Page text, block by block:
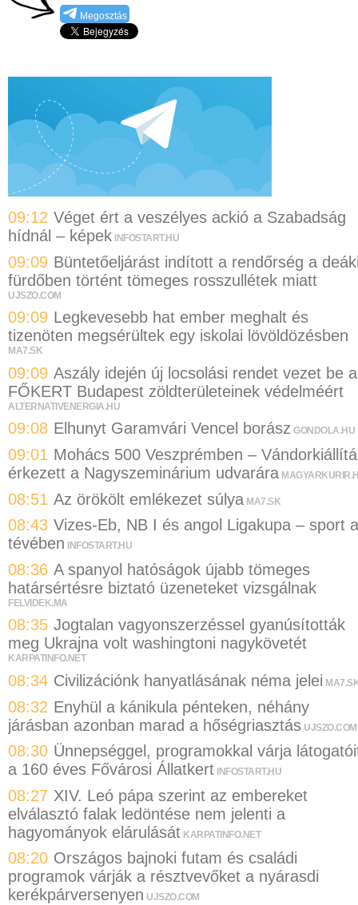
Megosztás
09:12 Véget ért a veszélyes ackió a Szabadság
hídnál – képek INFOSTART.HU
09:09 Büntetőeljárást indított a rendőrség a
fürdőben történt tömeges rosszullétek miatt
UJSZO.COM
09:09 Legkevesebb hat ember meghalt és
tizenöten megsérültek egy iskolai lövöldözésben
MA7.SK
09:09 Aszály idején új locsolási rendet vezet be a
FŐKERT Budapest zöldterületeinek védelméért
ALTERNATIVENERGIA.HU
09:08 Elhunyt Garamvári Vencel borász GONDOLA.HU
09:01 Mohács 500 Veszprémben –
érkezett a Nagyszeminárium udvarára
08:51 Az örökölt emlékezet súlya MA7.SK
08:43 Vizes-Eb, NB I és angol Ligakupa – sport a
tévében
INFOSTART.HU
08:36 A spanyol hatóságok újabb tömeges
határsértésre biztató üzeneteket vizsgálnak
FELVIDEK.MA
08:35 Jogtalan vagyonszerzéssel gyanúsították
meg Ukrajna volt washingtoni nagykövetét
KARPATINFO.NET
08:34 Civilizációnk hanyatlásának néma jelei
08:32 Enyhül a kánikula pénteken, néhány
járásban azonban marad a hőségriasztás UJSZO.COM
08:30 Ünnepséggel, programokkal várja
a 160 éves Fővárosi Állatkert INFOSTART.HU
08:27 XIV. Leó pápa szerint az embereket
elválasztó falak ledöntése nem jelenti a
hagyományok elárulását KARPATINFO.NET
08:20 Országos bajnoki futam és családi
programok várják a résztvevőket a nyárasdi
kerékpárversenyen UJSZO.COM